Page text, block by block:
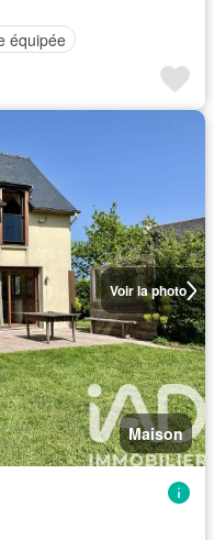
équipée
Voir la photo
Maison